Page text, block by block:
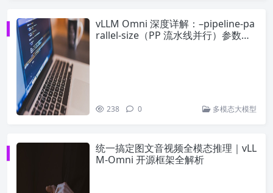
vLLM Omni 深度详解：–pipeline-pa
rallel-size（PP 流水线并行）参数全
238 0 多模态大模型
统一搞定图文音视频全模态推理｜vLL
M-Omni 开源框架全解析